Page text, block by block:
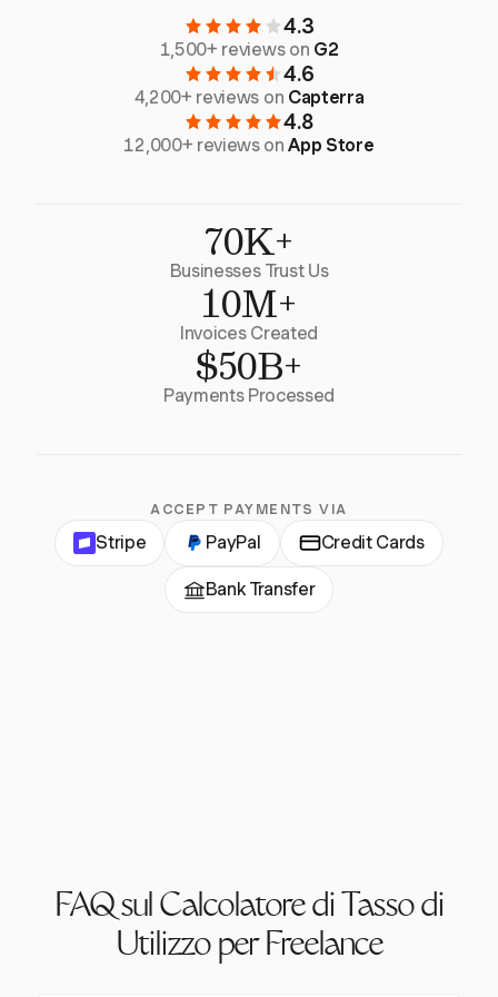
4.3
1,500+ reviews on G2
4.6
4,200+ reviews on Capterra
4.8
12,000+ reviews onApp Store
70K+
Businesses Trust Us
10M+
Invoices Created
$50B+
Payments Processed
ACCEPT PAYMENTS VIA
Stripe PayPal Credit Cards
Bank Transfer
FAQ sul Calcolatore di Tasso di
Utilizzo per Freelance